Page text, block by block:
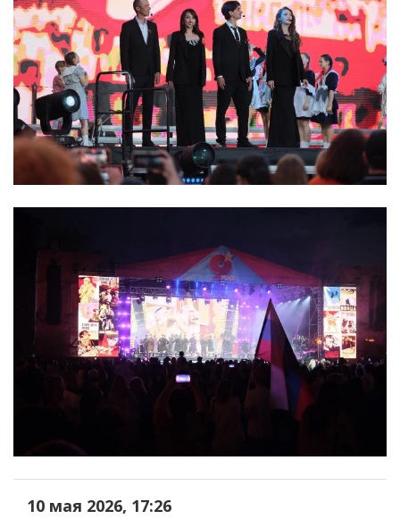
10 мая 2026, 17:26